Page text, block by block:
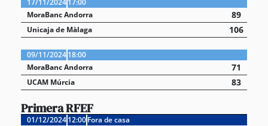
17/11/202417:00
MoraBanc Andorra
89
Unicaja de Màlaga 106
09/11/202418:00
MoraBanc Andorra
71
UCAM Múrcia 83
Primera RFEF
01/12/202412:00Fora de casa